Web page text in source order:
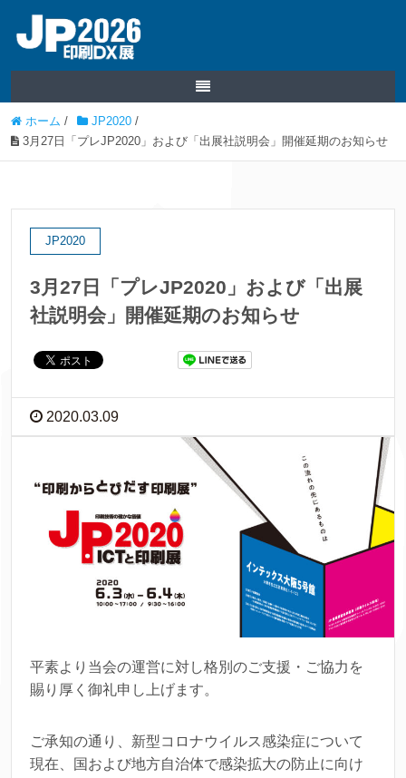
ホーム / JP2020 /
3月27日「プレJP2020」および「出展社説明会」開催延期のお知らせ
JP2020
3月27日「プレJP2020」および「出展
社説明会」開催延期のお知らせ
2020.03.09
平素より当会の運営に対し格別のご支援・ご協力を
賜り厚く御礼申し上げます。
ご承知の通り、新型コロナウイルス感染症について
現在、国および地方自治体で感染拡大の防止に向け